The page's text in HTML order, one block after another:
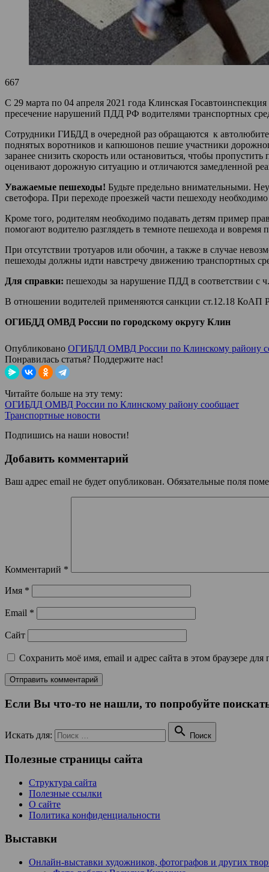
667
С 29 марта по 04 апреля 2021 года Клинская
пресечение нарушений ПДД РФ водителями транспортных
Сотрудники ГИБДД в очередной раз обращаются к
поднятых воротников и капюшонов пешие участники
заранее снизить скорость или остановиться, чтобы
оценивают дорожную ситуацию и отличаются замедленной
Уважаемые пешеходы! Будьте предельно внимательными.
светофора. При переходе проезжей части пешеходу необходимо
Кроме того, родителям необходимо подавать детям пример
помогают водителю разглядеть в темноте пешехода и
При отсутствии тротуаров или обочин, а также в случае
пешеходы должны идти навстречу движению транспортных
Для справки: пешеходы за нарушение ПДД в соответствии с
В отношении водителей применяются санкции ст.12.18 КоАП
ОГИБДД ОМВД России по городскому округу Клин
Опубликовано ОГИБДД ОМВД России по Клинскому району
Понравилась статья? Поддержите нас!
Читайте больше на эту тему:
ОГИБДД ОМВД России по Клинскому району сообщает
Транспортные новости
Подпишись на наши новости!
Добавить комментарий
Ваш адрес email не будет опубликован. Обязательные поля
Комментарий *
Имя *
Email *
Сайт
Сохранить моё имя, email и адрес сайта в этом браузере
Если Вы что-то не нашли, то попробуйте
Искать для:  Поиск
Полезные страницы сайта
Структура сайта
Полезные ссылки
О сайте
Политика конфиденциальности
Выставки
Онлайн-выставки художников, фотографов и других